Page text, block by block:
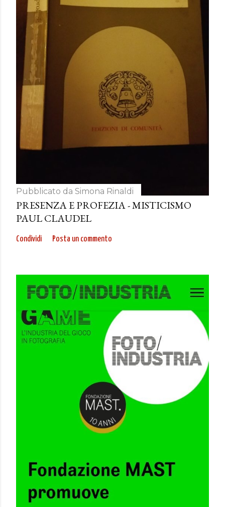
Pubblicato da Simona Rinaldi
PRESENZA E PROFEZIA - MISTICISMO
PAUL CLAUDEL
Condividi Posta un commento